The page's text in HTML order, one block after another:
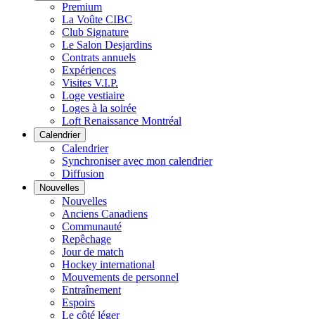
Premium
La Voûte CIBC
Club Signature
Le Salon Desjardins
Contrats annuels
Expériences
Visites V.I.P.
Loge vestiaire
Loges à la soirée
Loft Renaissance Montréal
Calendrier
Calendrier
Synchroniser avec mon calendrier
Diffusion
Nouvelles
Nouvelles
Anciens Canadiens
Communauté
Repêchage
Jour de match
Hockey international
Mouvements de personnel
Entraînement
Espoirs
Le côté léger